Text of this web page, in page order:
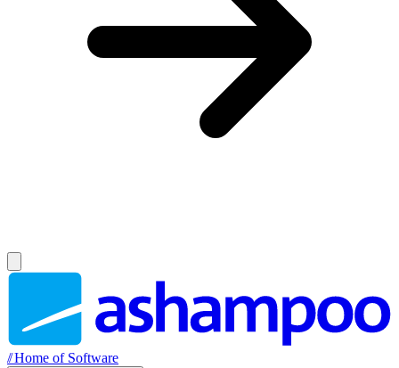
//Home of Software